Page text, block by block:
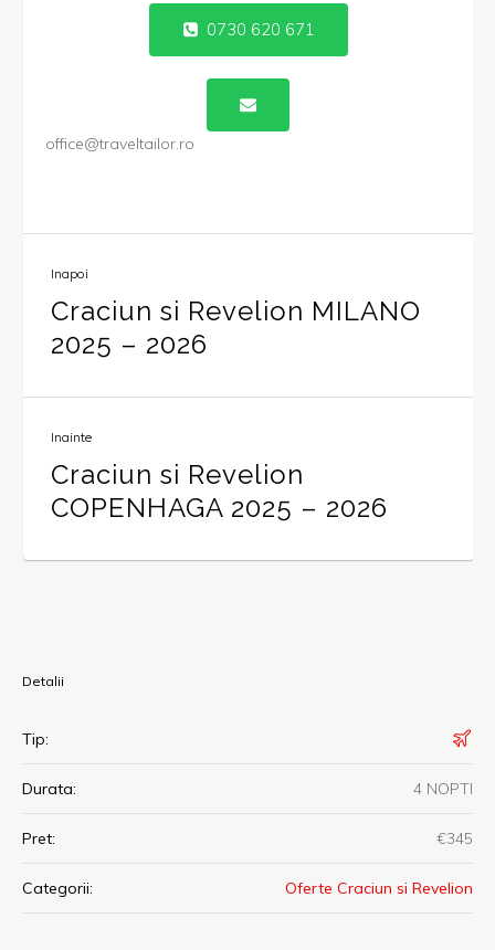
0730 620 671
office@traveltailor.ro
Inapoi
Craciun si Revelion MILANO
2025 – 2026
Inainte
Craciun si Revelion
COPENHAGA 2025 – 2026
Detalii
Tip:
Durata: 4 NOPTI
Pret: €345
Categorii: Oferte Craciun si Revelion